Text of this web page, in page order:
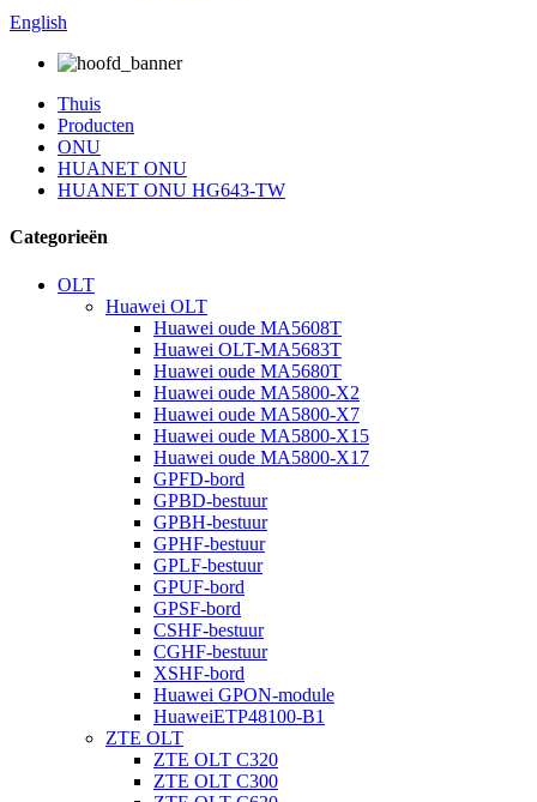
English
Thuis
Producten
ONU
HUANET ONU
HUANET ONU HG643-TW
Categorieën
OLT
Huawei OLT
Huawei oude MA5608T
Huawei OLT-MA5683T
Huawei oude MA5680T
Huawei oude MA5800-X2
Huawei oude MA5800-X7
Huawei oude MA5800-X15
Huawei oude MA5800-X17
GPFD-bord
GPBD-bestuur
GPBH-bestuur
GPHF-bestuur
GPLF-bestuur
GPUF-bord
GPSF-bord
CSHF-bestuur
CGHF-bestuur
XSHF-bord
Huawei GPON-module
HuaweiETP48100-B1
ZTE OLT
ZTE OLT C320
ZTE OLT C300